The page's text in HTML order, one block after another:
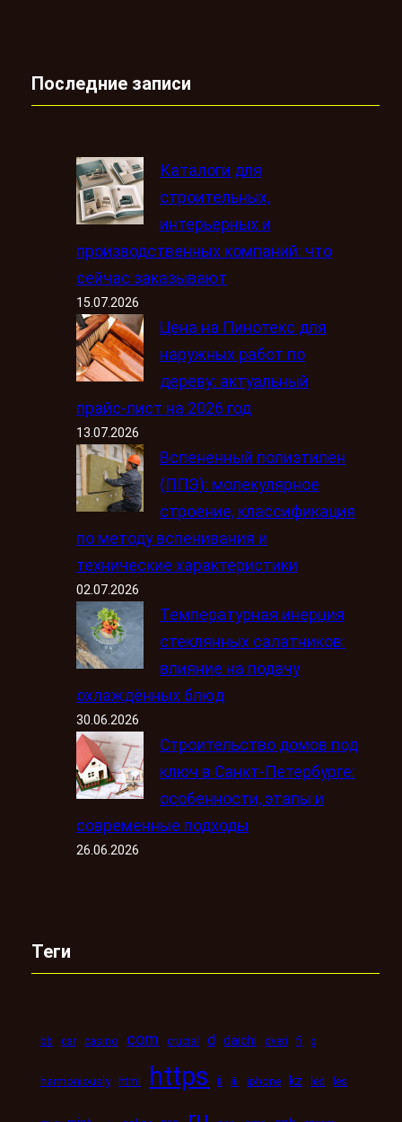
Последние записи
Каталоги для
строительных,
интерьерных и
производственных компаний: что
сейчас заказывают
15.07.2026
Цена на Пинотекс для
наружных работ по
дереву: актуальный
прайс-лист на 2026 год
13.07.2026
Вспененный полиэтилен
(ППЭ): молекулярное
строение, классификация
по методу вспенивания и
технические характеристики
02.07.2026
Температурная инерция
стеклянных салатников:
влияние на подачу
охлаждённых блюд
30.06.2026
Строительство домов под
ключ в Санкт-Петербурге:
особенности, этапы и
современные подходы
26.06.2026
Теги
bb car casino com crucial d daichi dveri fi g
harmoniously html https ii iii iphone kz led les